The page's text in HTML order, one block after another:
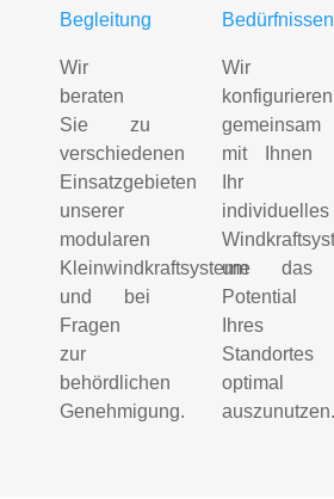
Begleitung
Wir
beraten
Sie zu
verschiedenen
Einsatzgebieten
unserer
modularen
Kleinwindkraftsysteme
und bei
Fragen
zur
behördlichen
Genehmigung.
Bedürfnissen
Wir
konfigurieren
gemeinsam
mit Ihnen
Ihr
individuelles
um das
Potential
Ihres
Standortes
optimal
auszunutzen.